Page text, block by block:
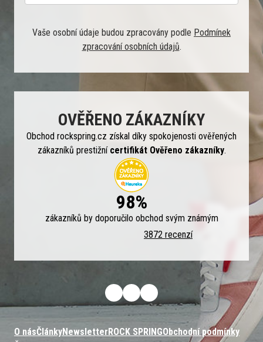
Vaše osobní údaje budou zpracovány podle Podmínek
zpracování osobních údajů.
OVĚŘENO ZÁKAZNÍKY
Obchod rockspring.cz získal díky spokojenosti ověřených
zákazníků prestižní certifikát Ověřeno zákazníky.
98%
zákazníků by doporučilo obchod svým známým
3872 recenzí
O násČlánkyNewsletterROCK SPRINGObchodní podmínky